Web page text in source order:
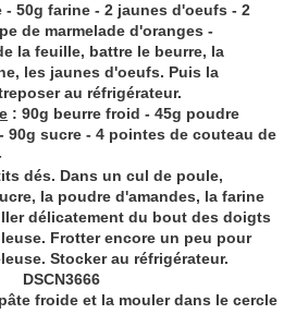
- 50g farine - 2 jaunes d'oeufs - 2
de marmelade d'oranges -
la feuille, battre le beurre, la
les jaunes d'oeufs. Puis la
au réfrigérateur.
: 90g beurre froid - 45g poudre
90g sucre - 4 pointes de couteau de
dés. Dans un cul de poule,
la poudre d'amandes, la farine
délicatement du bout des doigts
Frotter encore un peu pour
Stocker au réfrigérateur.
froide et la mouler dans le cercle